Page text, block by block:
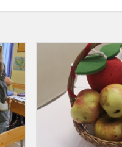
Olimpinis
mėnuo
gimnazijoje